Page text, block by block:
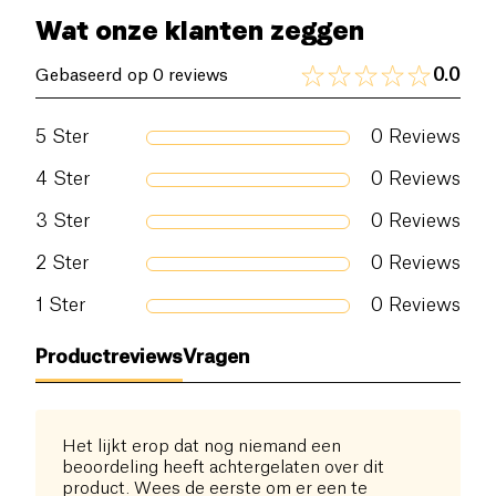
Wat onze klanten zeggen
Gebaseerd op 0 reviews 0.0
5 Ster 0 Reviews
4 Ster 0 Reviews
3 Ster 0 Reviews
2 Ster 0 Reviews
1 Ster 0 Reviews
ProductreviewsVragen
Het lijkt erop dat nog niemand een
beoordeling heeft achtergelaten over dit
product. Wees de eerste om er een te